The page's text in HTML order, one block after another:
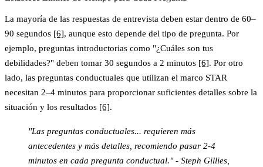
La mayoría de las respuestas de entrevista deben estar dentro de 60–
90 segundos [6], aunque esto depende del tipo de pregunta. Por
ejemplo, preguntas introductorias como "¿Cuáles son tus
debilidades?" deben tomar 30 segundos a 2 minutos [6]. Por otro
lado, las preguntas conductuales que utilizan el marco STAR
necesitan 2–4 minutos para proporcionar suficientes detalles sobre la
situación y los resultados [6].
"Las preguntas conductuales... requieren más
antecedentes y más detalles, recomiendo pasar 2-4
minutos en cada pregunta conductual." - Steph Gillies,